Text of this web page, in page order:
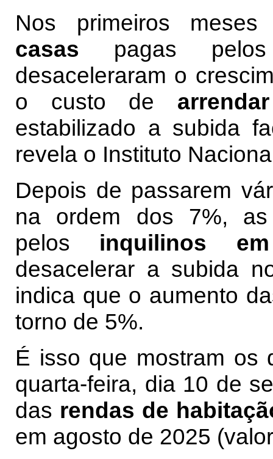
Nos primeiros
casas pagas
desaceleraram o
o custo de
estabilizado a subida
revela o Instituto
Depois de passarem
na ordem dos 7%,
pelos inquilinos
desacelerar a subida
indica que o aumento
torno de 5%.
É isso que mostram os
quarta-feira, dia 10 de
das rendas de
em agosto de 2025